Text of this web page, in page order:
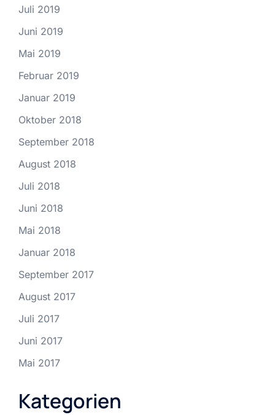
Juli 2019
Juni 2019
Mai 2019
Februar 2019
Januar 2019
Oktober 2018
September 2018
August 2018
Juli 2018
Juni 2018
Mai 2018
Januar 2018
September 2017
August 2017
Juli 2017
Juni 2017
Mai 2017
Kategorien